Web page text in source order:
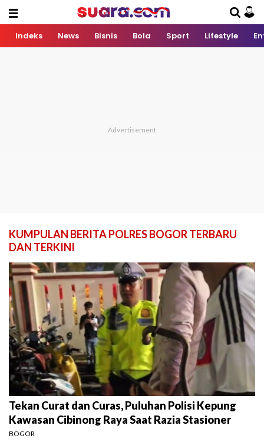
Indeks News Bisnis Bola Sport Lifestyle
KUMPULAN BERITA POLRES BOGOR TERBARU
DAN TERKINI
Tekan Curat dan Curas, Puluhan Polisi Kepung
Kawasan Cibinong Raya Saat Razia Stasioner
BOGOR